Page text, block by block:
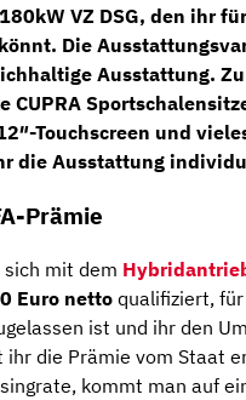
VZ DSG, den ihr
Die
Ausstattung.
CUPRA
Touchscreen und
die Ausstattung
Prämie
mit dem
Euro netto qualifiziert,
ist und ihr den
die Prämie vom Staat
kommt man auf